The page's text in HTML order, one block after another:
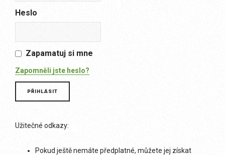
Heslo
Zapamatuj si mne
Zapomněli jste heslo?
Užitečné odkazy:
Pokud ještě nemáte předplatné, můžete jej získat